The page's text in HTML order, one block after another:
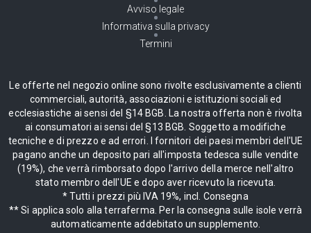
Avviso legale
Informativa sulla privacy
Termini
Le offerte nel negozio online sono rivolte esclusivamente a clienti
commerciali, autorità, associazioni e istituzioni sociali ed
ecclesiastiche ai sensi del §14 BGB. La nostra offerta non è rivolta
ai consumatori ai sensi del §13 BGB. Soggetto a modifiche
tecniche e di prezzo e ad errori. I fornitori dei paesi membri dell'UE
pagano anche un deposito pari all'imposta tedesca sulle vendite
(19%), che verrà rimborsato dopo l'arrivo della merce nell'altro
stato membro dell'UE e dopo aver ricevuto la ricevuta.
* Tutti i prezzi più IVA 19%, incl. Consegna
** Si applica solo alla terraferma. Per la consegna sulle isole verrà
automaticamente addebitato un supplemento.